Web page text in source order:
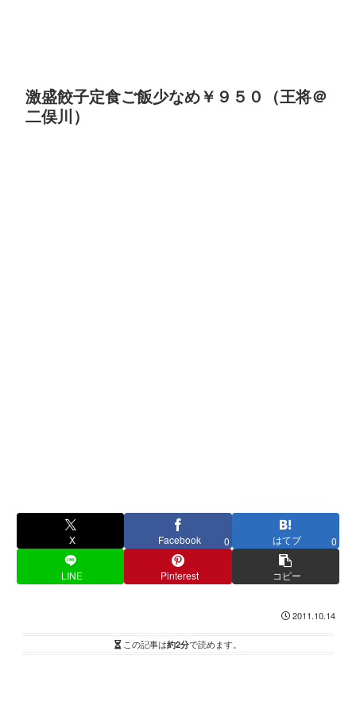
激盛餃子定食ご飯少なめ￥９５０（王将＠
二俣川）
X Facebook 0 はてブ 0
LINE Pinterest コピー
2011.10.14
この記事は約2分で読めます。